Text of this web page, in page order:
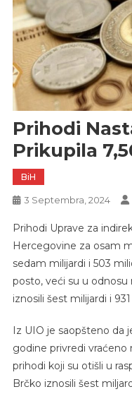
Prihodi
Prikupila
BiH
3 Septembra, 2024
Prihodi Uprave za
Hercegovine za osam
sedam milijardi i 503
posto, veći su u odnosu
iznosili šest milijardi i
Iz UIO je saopšteno da
godine privredi vraćeno
prihodi koji su otišli u
Brčko iznosili šest